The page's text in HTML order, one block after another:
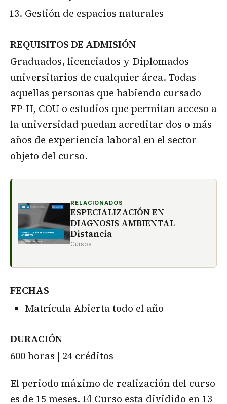
Gestión de espacios naturales
REQUISITOS DE ADMISIÓN
Graduados, licenciados y Diplomados
universitarios de cualquier área. Todas
aquellas personas que habiendo cursado
FP-II, COU o estudios que permitan acceso a
la universidad puedan acreditar dos o más
años de experiencia laboral en el sector
objeto del curso.
RELACIONADOS
ESPECIALIZACIÓN EN
DIAGNOSIS AMBIENTAL –
Distancia
Cursos
FECHAS
Matrícula Abierta todo el año
DURACIÓN
600 horas | 24 créditos
El periodo máximo de realización del curso
es de 15 meses. El Curso esta dividido en 13